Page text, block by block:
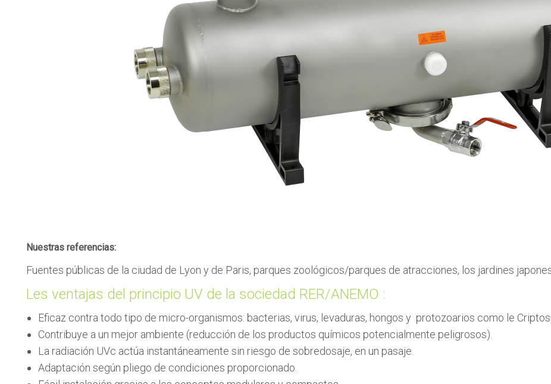
Nuestras referencias:
Fuentes públicas de la ciudad de Lyon y de Paris, parques zoológicos/parques de atracciones, los jardines
Les ventajas del principio UV de la sociedad RER/ANEMO :
Eficaz contra todo tipo de micro-organismos: bacterias, virus, levaduras, hongos y protozoarios como le
Contribuye a un mejor ambiente (reducción de los productos químicos potencialmente peligrosos).
La radiación UVc actúa instantáneamente sin riesgo de sobredosaje, en un pasaje.
Adaptación según pliego de condiciones proporcionado.